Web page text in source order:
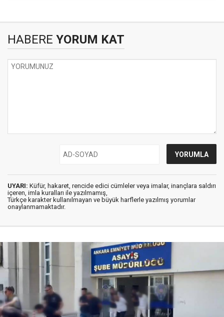
HABERE YORUM KAT
UYARI: Küfür, hakaret, rencide edici cümleler veya imalar, inançlara saldırı
içeren, imla kuralları ile yazılmamış,
Türkçe karakter kullanılmayan ve büyük harflerle yazılmış yorumlar
onaylanmamaktadır.